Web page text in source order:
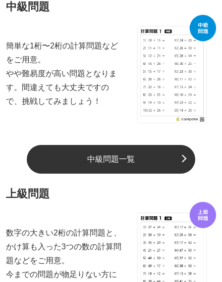
中級問題
簡単な1桁〜2桁の計算問題など
をご用意。
やや難易度が高い問題となりま
す。間違えても大丈夫ですの
で、挑戦してみましょう！
中級問題一覧
上級問題
数字の大きい2桁の計算問題と、
かけ算も入った3つの数の計算問
題などをご用意。
今までの問題が物足りない方に